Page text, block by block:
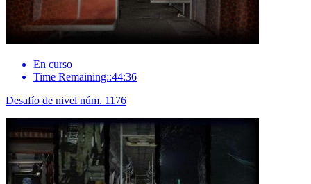
En curso
Time Remaining::44:36
Desafío de nivel núm. 1176